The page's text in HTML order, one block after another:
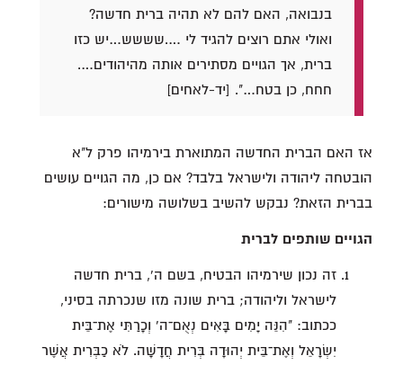
בנבואה, האם להם לא תהיה ברית חדשה?
ואולי אתם רוצים להגיד לי ….שששש…יש כזו
ברית, אך הגויים מסתירים אותה מהיהודים….
חחח, כן בטח…". [יד-לאחים]
אז האם הברית החדשה המתוארת בירמיהו פרק ל"א
הובטחה ליהודה ולישראל בלבד? אם כן, מה הגויים עושים
בברית הזאת? נבקש להשיב בשלושה מישורים:
הגויים שותפים לברית
זה נכון שירמיהו הבטיח, בשם ה', ברית חדשה
לישראל וליהודה; ברית שונה מזו שנכרתה בסיני,
ככתוב: "הִנֵּה יָמִים בָּאִים נְאֻם־ה' וְכָרַתִּי אֶת־בֵּית
יִשְׂרָאֵל וְאֶת־בֵּית יְהוּדָה בְּרִית חֲדָשָׁה. לֹא כַבְּרִית אֲשֶׁר